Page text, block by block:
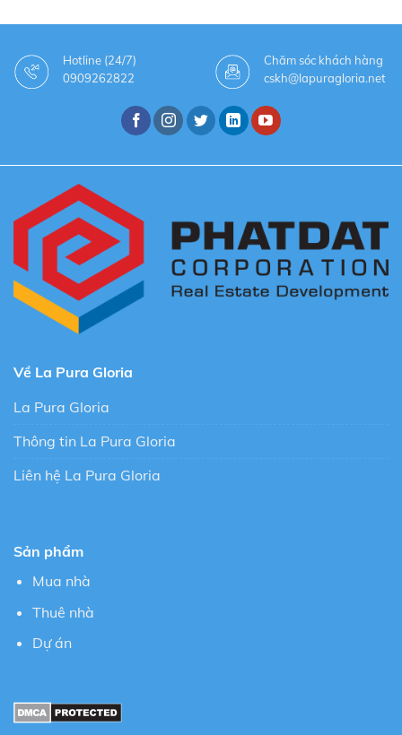
Hotline (24/7)
0909262822
Chăm sóc khách hàng
cskh@lapuragloria.net
Về La Pura Gloria
La Pura Gloria
Thông tin La Pura Gloria
Liên hệ La Pura Gloria
Sản phẩm
Mua nhà
Thuê nhà
Dự án